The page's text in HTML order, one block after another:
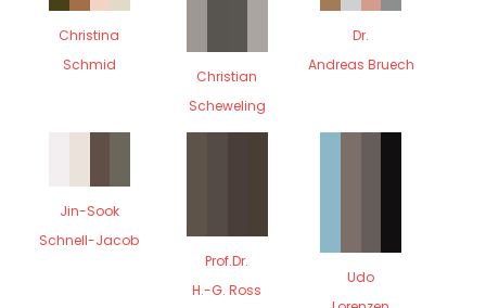
Christina
Schmid
Christian
Scheweling
Dr.
Andreas Bruech
Jin-Sook
Schnell-Jacob
Prof.Dr.
H.-G. Ross
Udo